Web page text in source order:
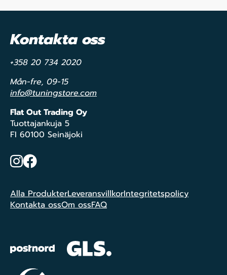
Kontakta oss
+358 20 734 2020
Mån-fre, 09-15
info@tuningstore.com
Flat Out Trading Oy
Tuottajankuja 5
FI 60100 Seinäjoki
Instagram
Facebook
Alla ProdukterLeveransvillkorIntegritetspolicy
Kontakta ossOm ossFAQ